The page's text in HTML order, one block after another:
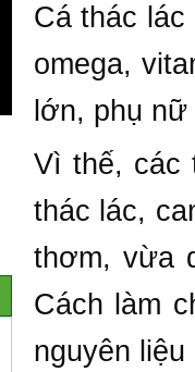
Cá thác
omega,
lớn, phụ
Vì thế, các
thác lác,
thơm, vừa
Cách làm
nguyên liệu